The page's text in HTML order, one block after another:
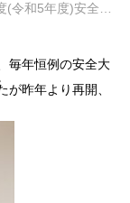
地域に貢献する
和5年度)安全大会
毎年恒例の安全大
昨年より再開、